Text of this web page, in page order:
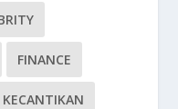
FINANCE
KECANTIKAN